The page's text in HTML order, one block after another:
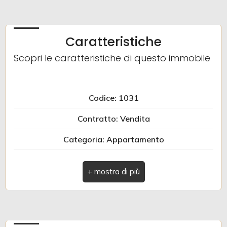
Caratteristiche
Scopri le caratteristiche di questo immobile
Codice: 1031
Contratto: Vendita
Categoria: Appartamento
Indirizzo: Via Felice Chiesa
Comune: Albenga
3
4